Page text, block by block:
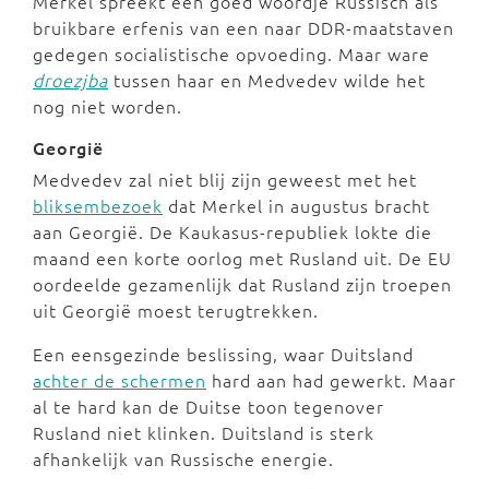
bruikbare erfenis van een naar DDR-maatstaven
gedegen socialistische opvoeding. Maar ware
droezjba tussen haar en Medvedev wilde het
nog niet worden.
Georgië
Medvedev zal niet blij zijn geweest met het
bliksembezoek dat Merkel in augustus bracht
aan Georgië. De Kaukasus-republiek lokte die
maand een korte oorlog met Rusland uit. De EU
oordeelde gezamenlijk dat Rusland zijn troepen
uit Georgië moest terugtrekken.
Een eensgezinde beslissing, waar Duitsland
achter de schermen hard aan had gewerkt. Maar
al te hard kan de Duitse toon tegenover
Rusland niet klinken. Duitsland is sterk
afhankelijk van Russische energie.